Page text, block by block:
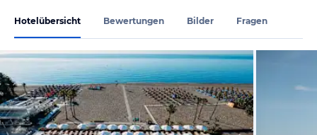
Hotelübersicht Bewertungen Bilder Fragen